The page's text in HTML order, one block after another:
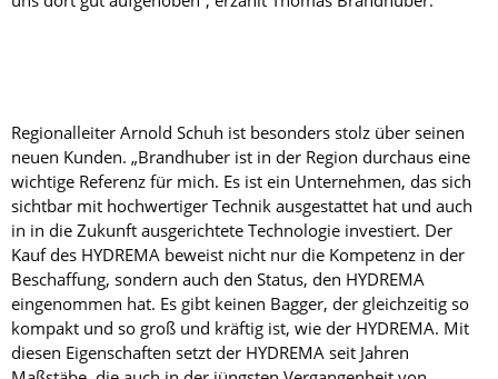
Regionalleiter Arnold Schuh ist besonders stolz über seinen
neuen Kunden. „Brandhuber ist in der Region durchaus eine
wichtige Referenz für mich. Es ist ein Unternehmen, das sich
sichtbar mit hochwertiger Technik ausgestattet hat und auch
in in die Zukunft ausgerichtete Technologie investiert. Der
Kauf des HYDREMA beweist nicht nur die Kompetenz in der
Beschaffung, sondern auch den Status, den HYDREMA
eingenommen hat. Es gibt keinen Bagger, der gleichzeitig so
kompakt und so groß und kräftig ist, wie der HYDREMA. Mit
diesen Eigenschaften setzt der HYDREMA seit Jahren